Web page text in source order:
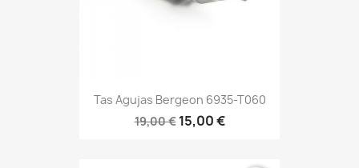
Tas Agujas Bergeon 6935-T060
19,00 € 15,00 €